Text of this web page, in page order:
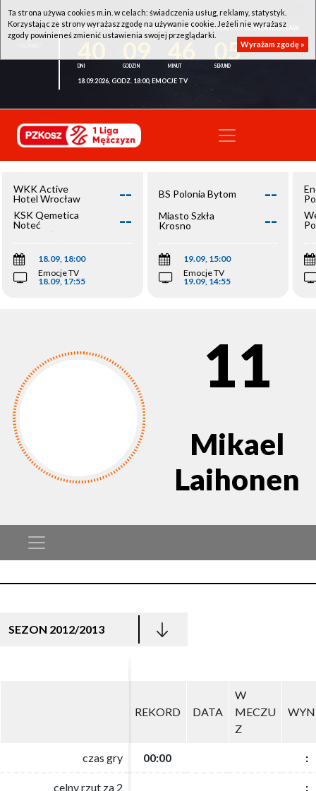
WKK ACTIVE HOTEL WROCŁAW - KSK QEMETICA NOTEĆ INOWROCŁAW
05
18.09.2026, GODZ. 18:00, EMOCJE TV
WKK Active
Hotel Wrocław
--
KSK Qemetica
Noteć
Inowrocław
--
18.09, 18:00
Emocje TV
18.09, 17:55
BS Polonia Bytom --
Miasto Szkła
Krosno
--
19.09, 15:00
Emocje TV
19.09, 14:55
11
Mikael
Laihonen
SEZON 2012/2013
REKORD DATA
W
MECZU
Z
czas gry 00:00 :
celny rzut za 2 :
REKORD DATA
W
MECZU
Z
czas gry 00:00 :
celny rzut za 2 :
Ta strona używa cookies m.in. w celach: świadczenia usług, reklamy, statystyk.
Korzystając ze strony wyrażasz zgodę na używanie cookie. Jeżeli nie wyrażasz
zgody powinieneś zmienić ustawienia swojej przeglądarki.
Wyrażam zgodę »